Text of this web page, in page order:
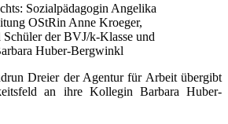
Sozialpädagogin Angelika
OStRin Anne Kroeger,
Schüler der BVJ/k-Klasse und
Huber-Bergwinkl
Dreier der Agentur für Arbeit übergibt
an ihre Kollegin Barbara Huber-